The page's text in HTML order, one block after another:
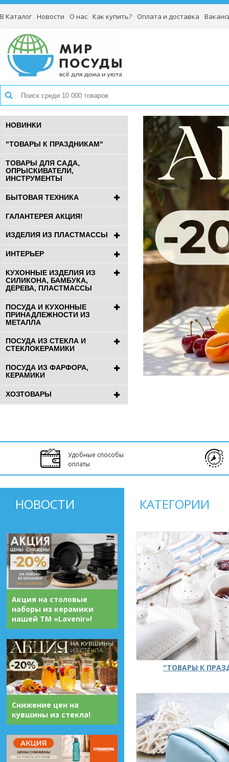
В Каталог Новости О нас Как купить? Оплата и доставка
НОВИНКИ
"ТОВАРЫ К ПРАЗДНИКАМ"
ТОВАРЫ ДЛЯ САДА,
ОПРЫСКИВАТЕЛИ,
ИНСТРУМЕНТЫ
БЫТОВАЯ ТЕХНИКА
ГАЛАНТЕРЕЯ АКЦИЯ!
ИЗДЕЛИЯ ИЗ ПЛАСТМАССЫ
ИНТЕРЬЕР
КУХОННЫЕ ИЗДЕЛИЯ ИЗ
СИЛИКОНА, БАМБУКА,
ДЕРЕВА, ПЛАСТМАССЫ
ПОСУДА И КУХОННЫЕ
ПРИНАДЛЕЖНОСТИ ИЗ
МЕТАЛЛА
ПОСУДА ИЗ СТЕКЛА И
СТЕКЛОКЕРАМИКИ
ПОСУДА ИЗ ФАРФОРА,
КЕРАМИКИ
ХОЗТОВАРЫ
Удобные способы
оплаты
НОВОСТИ
Акция на столовые
наборы из керамики
нашей ТМ «Lavenir»!
Снижение цен на
кувшины из стекла!
КАТЕГОРИИ
"ТОВАРЫ К